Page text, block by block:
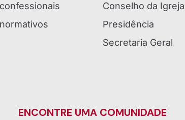
Conselho da Igreja
Presidência
Secretaria Geral
ENCONTRE UMA COMUNIDADE